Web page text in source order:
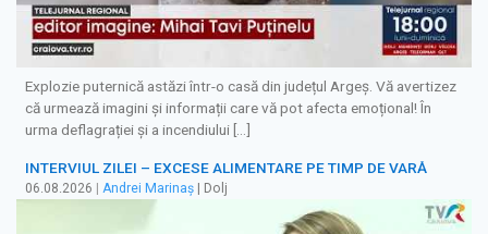
Explozie puternică astăzi într-o casă din județul Argeș. Vă avertizez
că urmează imagini și informații care vă pot afecta emoțional! În
urma deflagrației și a incendiului […]
INTERVIUL ZILEI – EXCESE ALIMENTARE PE TIMP DE VARĂ
06.08.2026 | Andrei Marinaș | Dolj